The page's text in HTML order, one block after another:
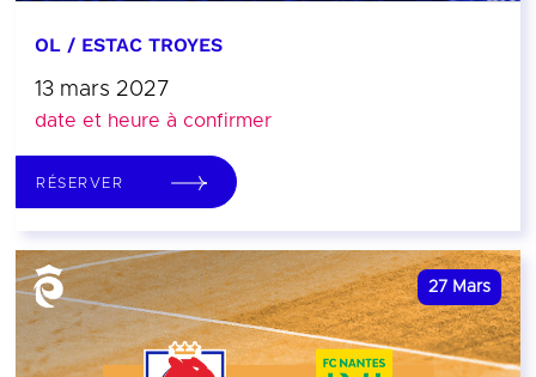
OL / ESTAC TROYES
13 mars 2027
date et heure à confirmer
RÉSERVER
27 Mars